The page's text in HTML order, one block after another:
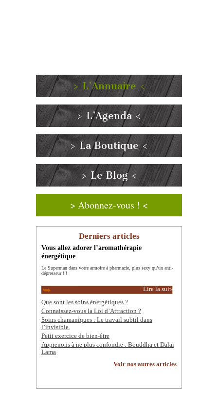
> L’Annuaire <
> L’Agenda <
> La Boutique <
> Le Blog <
> Abonnez-vous ! <
Derniers articles
Vous allez adorer l’aromathérapie
énergétique
Le Superman dans votre armoire à pharmacie, plus sexy qu’un anti-
dépresseur !!!
Lire la suite
Que sont les soins énergétiques ?
Connaissez-vous la Loi d’Attraction ?
Soins chamaniques : Le travail subtil dans
l’invisible.
Petit exercice de bien-être
Apprenons à ne plus confondre : Bouddha et Dalaï
Lama
Voir nos autres articles